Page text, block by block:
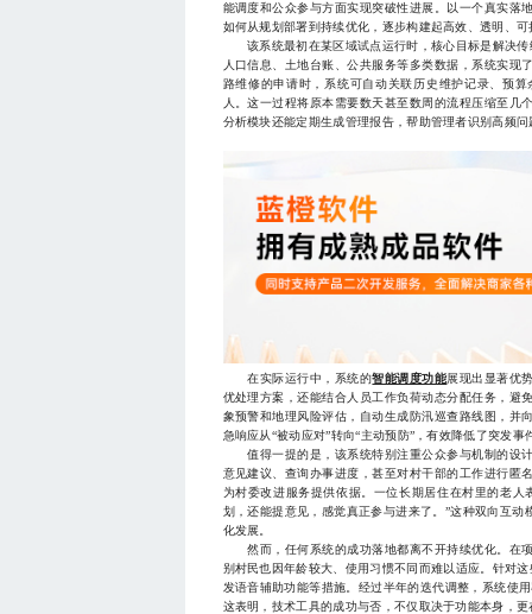
能调度和公众参与方面实现突破性进展。以一个真实落
如何从规划部署到持续优化，逐步构建起高效、透明、
该系统最初在某区域试点运行时，核心目标是解决传
人口信息、土地台账、公共服务等多类数据，系统实
路维修的申请时，系统可自动关联历史维护记录、预
人。这一过程将原本需要数天甚至数周的流程压缩至
分析模块还能定期生成管理报告，帮助管理者识别高频
在实际运行中，系统的智能调度功能展现出显著优
优处理方案，还能结合人员工作负荷动态分配任务，避
象预警和地理风险评估，自动生成防汛巡查路线图，并
急响应从“被动应对”转向“主动预防”，有效降低了突发事
值得一提的是，该系统特别注重公众参与机制的设
意见建议、查询办事进度，甚至对村干部的工作进行匿
为村委改进服务提供依据。一位长期居住在村里的老
划，还能提意见，感觉真正参与进来了。”这种双向互
化发展。
然而，任何系统的成功落地都离不开持续优化。在
别村民也因年龄较大、使用习惯不同而难以适应。针对
发语音辅助功能等措施。经过半年的迭代调整，系统使
这表明，技术工具的成功与否，不仅取决于功能本身，